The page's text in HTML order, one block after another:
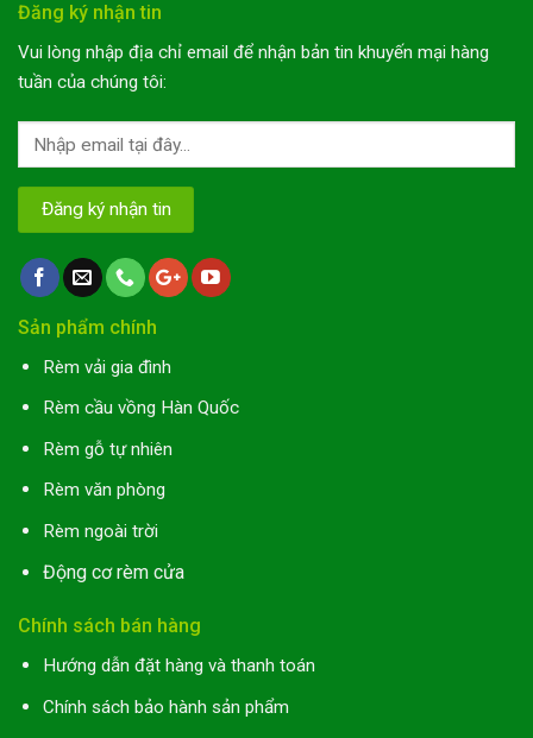
Đăng ký nhận tin
Vui lòng nhập địa chỉ email để nhận bản tin khuyến mại hàng
tuần của chúng tôi:
Sản phẩm chính
Rèm vải gia đình
Rèm cầu vồng Hàn Quốc
Rèm gỗ tự nhiên
Rèm văn phòng
Rèm ngoài trời
Động cơ rèm cửa
Chính sách bán hàng
Hướng dẫn đặt hàng và thanh toán
Chính sách bảo hành sản phẩm